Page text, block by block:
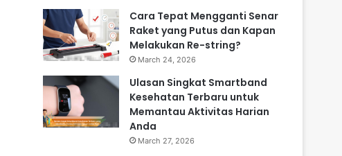
Cara Tepat Mengganti Senar
Raket yang Putus dan Kapan
Melakukan Re-string?
March 24, 2026
Ulasan Singkat Smartband
Kesehatan Terbaru untuk
Memantau Aktivitas Harian
Anda
March 27, 2026